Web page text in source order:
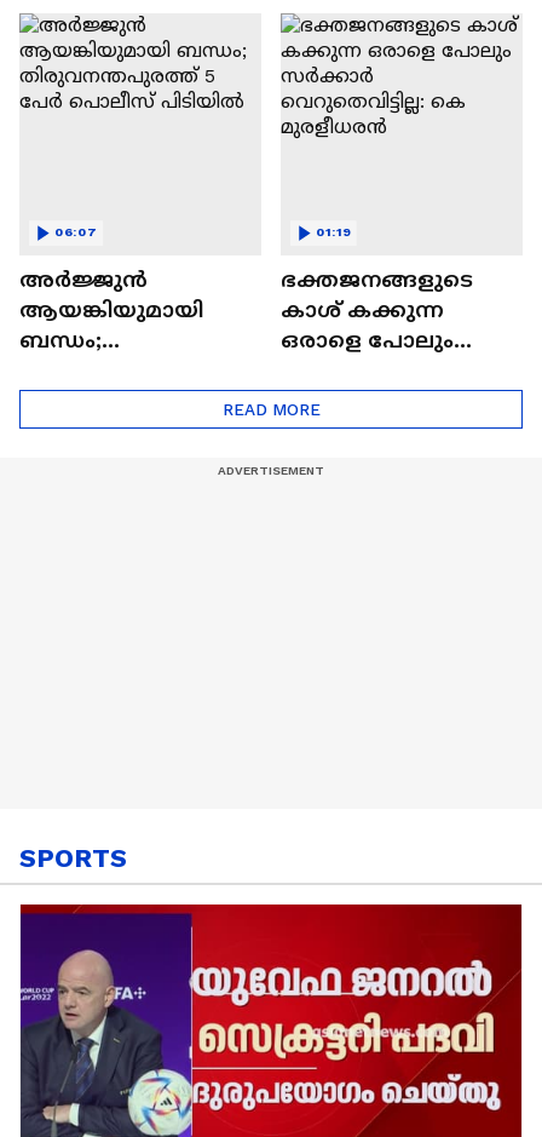
ഫിനാൻഷ്യൽ
സർവീസസ് | Indian
bank
മറിഞ്ഞ് അപകടം;
വാഹനത്തിലുണ്ടായി
രുന്നത് 25-ഓളം
യാത്രക്കാർ
അർജ്ജുൻ
ആയങ്കിയുമായി
ബന്ധം;
പിടിയിൽ
06:07
ഭക്തജനങ്ങളുടെ
കാശ് കക്കുന്ന
ഒരാളെ പോലും
വെറുതെവിട്ടില്ല: കെ
മുരളീധരൻ
01:19
READ MORE
SPORTS